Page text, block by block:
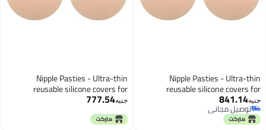
Nipple Pasties -
reusable silicone
women featuring non-
design in beige shade,
pieces for modesty
مجاني
مجاني
Nipple Pasties - Ultra-thin
reusable silicone covers for
women featuring non-adhesive
design in beige shade, includes two
pieces for modesty and comfort
777.54